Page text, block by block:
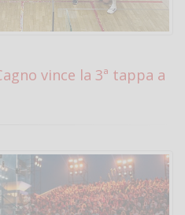
vince la 3ª tappa a